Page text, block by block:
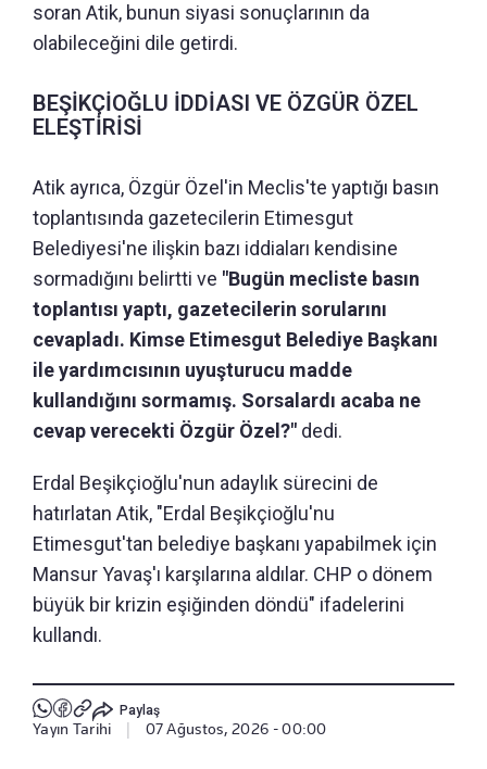
soran Atik, bunun siyasi sonuçlarının da
olabileceğini dile getirdi.
BEŞİKÇİOĞLU İDDİASI VE ÖZGÜR ÖZEL
ELEŞTİRİSİ
Atik ayrıca, Özgür Özel'in Meclis'te yaptığı basın
toplantısında gazetecilerin Etimesgut
Belediyesi'ne ilişkin bazı iddiaları kendisine
sormadığını belirtti ve "Bugün mecliste basın
toplantısı yaptı, gazetecilerin sorularını
cevapladı. Kimse Etimesgut Belediye Başkanı
ile yardımcısının uyuşturucu madde
kullandığını sormamış. Sorsalardı acaba ne
cevap verecekti Özgür Özel?" dedi.
Erdal Beşikçioğlu'nun adaylık sürecini de
hatırlatan Atik, "Erdal Beşikçioğlu'nu
Etimesgut'tan belediye başkanı yapabilmek için
Mansur Yavaş'ı karşılarına aldılar. CHP o dönem
büyük bir krizin eşiğinden döndü" ifadelerini
kullandı.
Paylaş
Yayın Tarihi 07 Ağustos, 2026 - 00:00